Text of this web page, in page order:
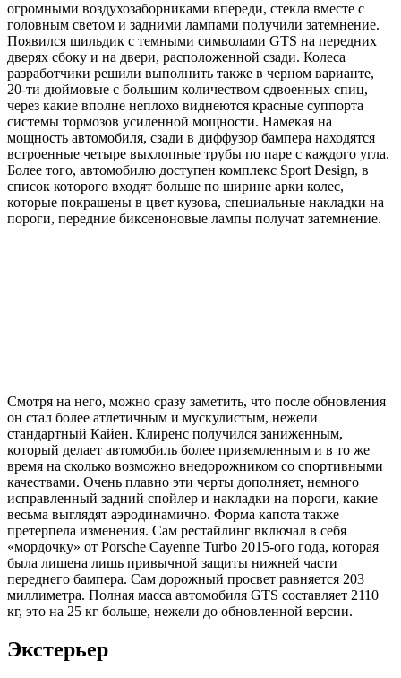
огромными воздухозаборниками впереди, стекла вместе с
головным светом и задними лампами получили затемнение.
Появился шильдик с темными символами GTS на передних
дверях сбоку и на двери, расположенной сзади. Колеса
разработчики решили выполнить также в черном варианте,
20-ти дюймовые с большим количеством сдвоенных спиц,
через какие вполне неплохо виднеются красные суппорта
системы тормозов усиленной мощности. Намекая на
мощность автомобиля, сзади в диффузор бампера находятся
встроенные четыре выхлопные трубы по паре с каждого угла.
Более того, автомобилю доступен комплекс Sport Design, в
список которого входят больше по ширине арки колес,
которые покрашены в цвет кузова, специальные накладки на
пороги, передние биксеноновые лампы получат затемнение.
Смотря на него, можно сразу заметить, что после обновления
он стал более атлетичным и мускулистым, нежели
стандартный Кайен. Клиренс получился заниженным,
который делает автомобиль более приземленным и в то же
время на сколько возможно внедорожником со спортивными
качествами. Очень плавно эти черты дополняет, немного
исправленный задний спойлер и накладки на пороги, какие
весьма выглядят аэродинамично. Форма капота также
претерпела изменения. Сам рестайлинг включал в себя
«мордочку» от Porsche Cayenne Turbo 2015-ого года, которая
была лишена лишь привычной защиты нижней части
переднего бампера. Сам дорожный просвет равняется 203
миллиметра. Полная масса автомобиля GTS составляет 2110
кг, это на 25 кг больше, нежели до обновленной версии.
Экстерьер